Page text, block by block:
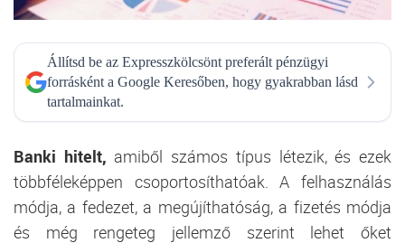
Állítsd be az Expresszkölcsönt preferált pénzügyi
forrásként a Google Keresőben, hogy gyakrabban lásd
tartalmainkat.
Banki hitelt, amiből számos típus létezik, és ezek
többféleképpen csoportosíthatóak. A felhasználás
módja, a fedezet, a megújíthatóság, a fizetés módja
és még rengeteg jellemző szerint lehet őket